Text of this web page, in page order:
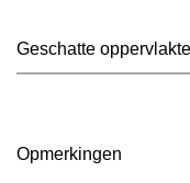
Opmerkingen